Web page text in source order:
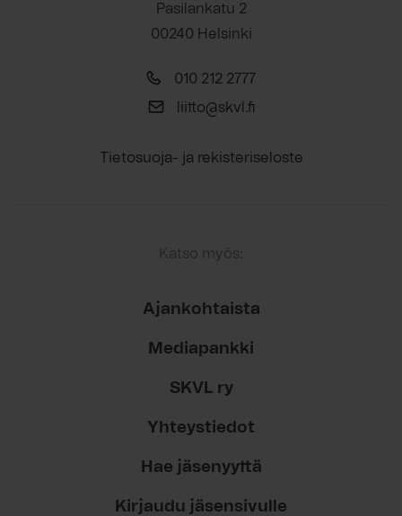
Pasilankatu 2
00240 Helsinki
010 212 2777
liitto@skvl.fi
Tietosuoja- ja rekisteriseloste
Katso myös:
Ajankohtaista
Mediapankki
SKVL ry
Yhteystiedot
Hae jäsenyyttä
Kirjaudu jäsensivulle